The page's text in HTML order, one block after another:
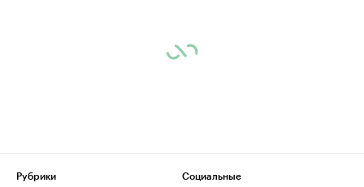
Рубрики
Социальные